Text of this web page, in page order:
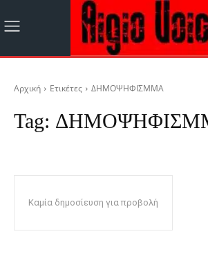
Αρχική Ετικέτες ΔΗΜΟΨΗΦΙΣΜΜΑ
Tag:
Καμία δημοσίευση για προβολή